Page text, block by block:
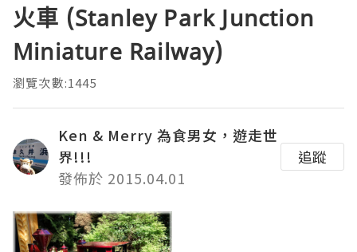
火車 (Stanley Park Junction
Miniature Railway)
瀏覽次數:1445
Ken & Merry 為食男女，遊走世
界!!!
發佈於 2015.04.01
追蹤